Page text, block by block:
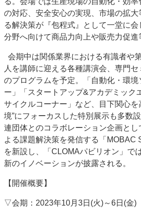
の対応、安全安心の実現、市場の拡
る解決策が『包程式』として一堂に
分野へ向けて商品力向上や販売力促進
会期中は関係業界における有識者や
人を講師に迎える各種講演会、専門
のプログラムを予定。「自動化・環
ー」「スタートアップ&アカデミック
サイクルコーナー」など、目下関心を
境”にフォーカスした特別展示も多数
連団体とのコラボレーション企画と
よる課題解決策を発信する「MOBAC
を新設し、「CLOMAパビリオン」で
新のイノベーションが披露される。
【開催概要】
▽会期：2023年10月3日(火)～6日(金